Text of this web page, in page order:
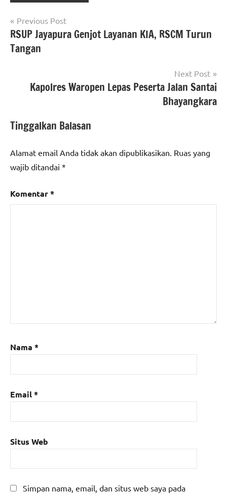
Navigasi
pos
Previous Post
RSUP Jayapura Genjot Layanan KIA, RSCM Turun
Tangan
Next Post
Kapolres Waropen Lepas Peserta Jalan Santai
Bhayangkara
Tinggalkan Balasan
Alamat email Anda tidak akan dipublikasikan. Ruas yang
wajib ditandai *
Komentar*
Nama *
Email*
Situs Web
Simpan nama, email, dan situs web saya pada